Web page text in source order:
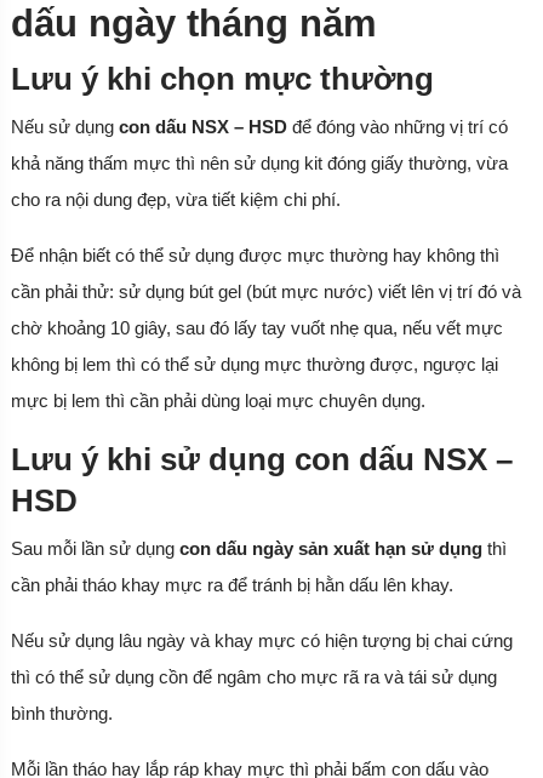
dấu ngày tháng năm
Lưu ý khi chọn mực thường
Nếu sử dụng con dấu NSX – HSD để đóng vào những vị trí có
khả năng thấm mực thì nên sử dụng kit đóng giấy thường, vừa
cho ra nội dung đẹp, vừa tiết kiệm chi phí.
Để nhận biết có thể sử dụng được mực thường hay không thì
cần phải thử: sử dụng bút gel (bút mực nước) viết lên vị trí đó và
chờ khoảng 10 giây, sau đó lấy tay vuốt nhẹ qua, nếu vết mực
không bị lem thì có thể sử dụng mực thường được, ngược lại
mực bị lem thì cần phải dùng loại mực chuyên dụng.
Lưu ý khi sử dụng con dấu NSX –
HSD
Sau mỗi lần sử dụng con dấu ngày sản xuất hạn sử dụng thì
cần phải tháo khay mực ra để tránh bị hằn dấu lên khay.
Nếu sử dụng lâu ngày và khay mực có hiện tượng bị chai cứng
thì có thể sử dụng cồn để ngâm cho mực rã ra và tái sử dụng
bình thường.
Mỗi lần tháo hay lắp ráp khay mực thì phải bấm con dấu vào